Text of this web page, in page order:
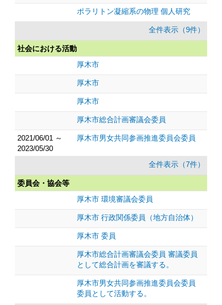
ポラリトン凝縮系の物理 個人研究
全件表示（9件）
社会における活動
厚木市
厚木市
厚木市
厚木市総合計画審議会委員
2021/06/01 ～
2023/05/30
厚木市男女共同参画推進委員会委員
全件表示（7件）
委員会・協会等
厚木市 環境審議会委員
厚木市 行政関係委員（地方自治体）
厚木市 委員
厚木市総合計画審議会委員 審議委員
として総合計画を審議する。
厚木市男女共同参画推進委員会委員
委員として活動する。